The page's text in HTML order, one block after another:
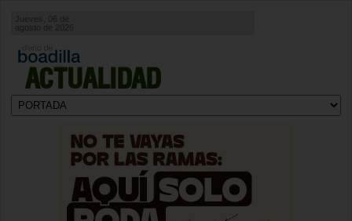
ACTUALIDAD
agosto de 2026